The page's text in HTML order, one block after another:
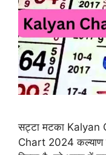
सट्टा मटका Kalyan
Chart 2024 कल्याण